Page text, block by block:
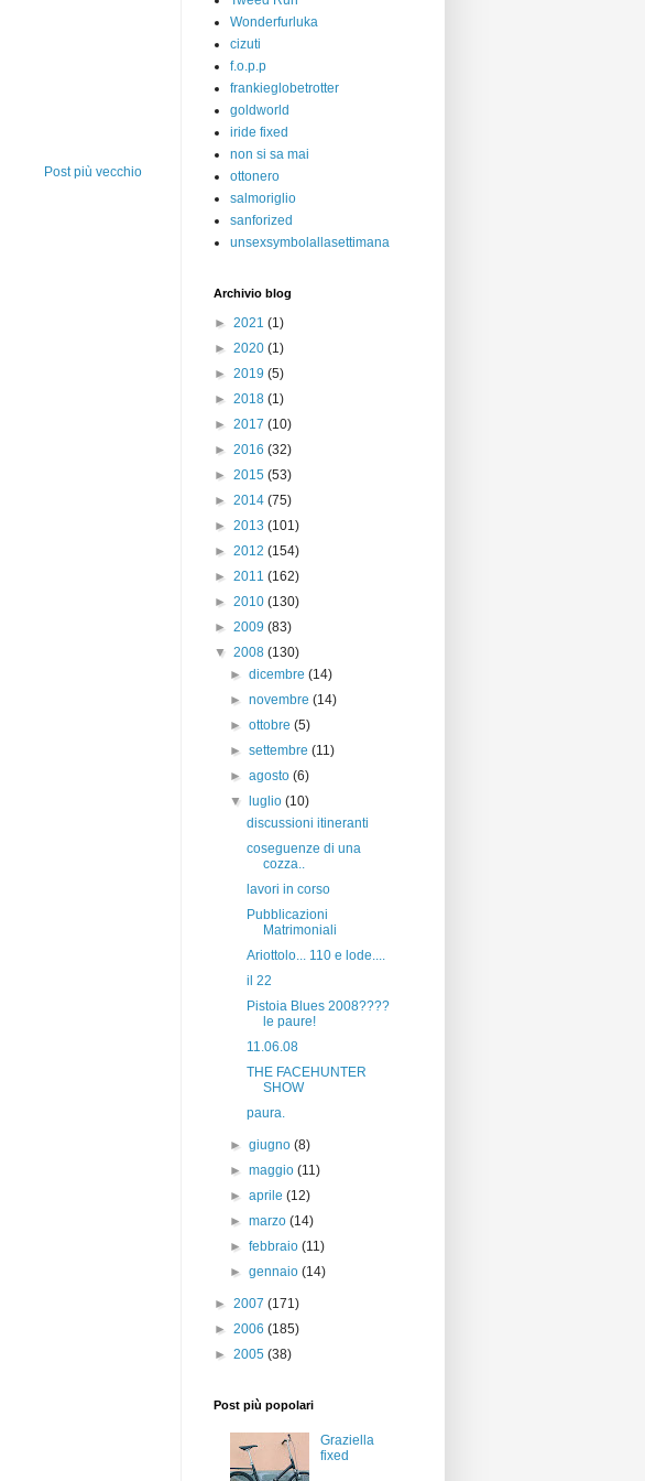
Post più vecchio
Wonderfurluka
cizuti
f.o.p.p
frankieglobetrotter
goldworld
iride fixed
non si sa mai
ottonero
salmoriglio
sanforized
unsexsymbolallasettimana
Archivio blog
► 2021 (1)
► 2020 (1)
► 2019 (5)
► 2018 (1)
► 2017 (10)
► 2016 (32)
► 2015 (53)
► 2014 (75)
► 2013 (101)
► 2012 (154)
► 2011 (162)
► 2010 (130)
► 2009 (83)
▼ 2008 (130)
►dicembre(14)
►novembre(14)
►ottobre(5)
►settembre(11)
►agosto(6)
▼
luglio(10)
discussioni itineranti
coseguenze di una
cozza..
lavori in corso
Pubblicazioni
Matrimoniali
Ariottolo... 110 e lode....
il 22
Pistoia Blues 2008????
le paure!
11.06.08
THE FACEHUNTER
SHOW
paura.
►giugno(8)
►maggio(11)
►aprile(12)
►marzo(14)
►febbraio(11)
►gennaio(14)
► 2007 (171)
► 2006 (185)
► 2005 (38)
Post più popolari
Graziella
fixed